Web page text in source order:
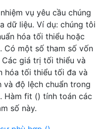
vụ yêu cầu chúng
dữ liệu. Ví dụ: chúng tôi
hóa tối thiểu hoặc
Có một số tham số vốn
giá trị tối thiểu và
hóa tối thiểu tối đa và
và độ lệch chuẩn trong
Hàm fit () tính toán các
số này.